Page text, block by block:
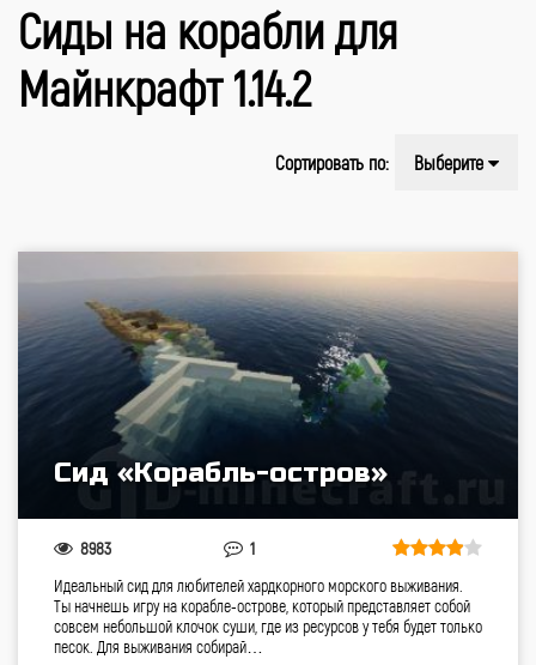
Сиды на корабли для
Майнкрафт 1.14.2
Сортировать по: Выберите
Сид «Корабль-остров»
8983 1
Идеальный сид для любителей хардкорного морского выживания.
Ты начнешь игру на корабле-острове, который представляет собой
совсем небольшой клочок суши, где из ресурсов у тебя будет только
песок. Для выживания собирай…